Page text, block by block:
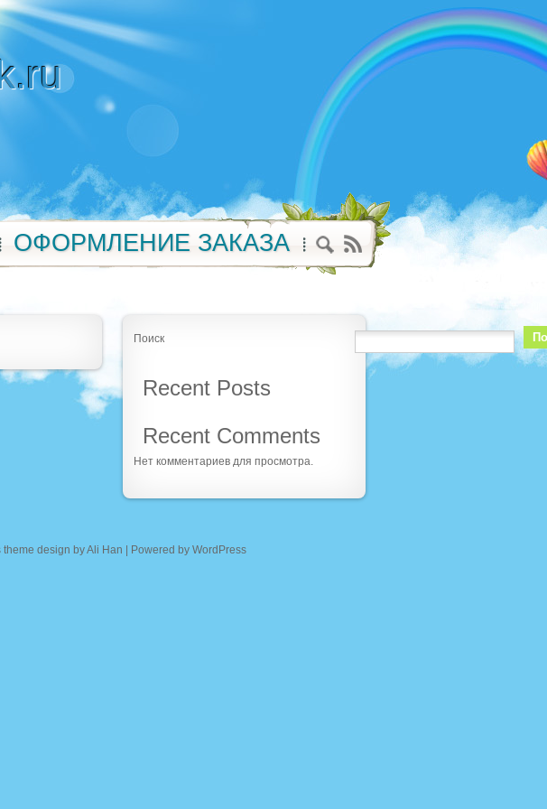
ОФОРМЛЕНИЕ ЗАКАЗА
Поиск
Recent Posts
Recent Comments
Нет комментариев для просмотра.
theme design byAli Han | Powered by WordPress